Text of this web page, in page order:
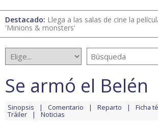
Destacado: Llega a las salas de cine la
'Minions & monsters'
Se armó el Belén
Sinopsis Comentario Reparto Ficha
Tráiler Noticias